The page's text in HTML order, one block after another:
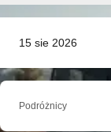
15 sie 2026
Podróżnicy